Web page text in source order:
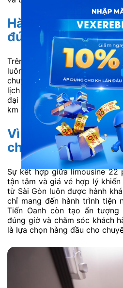
Hành trình thư
đúng lịch trình
Trên tuyến xe Tiến Oanh Sài
luôn được đảm bảo về thời
chuyển êm ái. Xe chạy ổn
lịch trình cố định mỗi ngày.
đại và giường nằm thoải mái.
km vẫn nhẹ nhàng và dễ chịu
Vì sao nên chọn
cho chuyến Sài
Sự kết hợp giữa limousine 22
tận tâm và giá vé hợp lý
từ Sài Gòn luôn được hành
chỉ mang đến hành trình tiện
Tiến Oanh còn tạo ấn tượng
đúng giờ và chăm sóc khách
là lựa chọn hàng đầu cho